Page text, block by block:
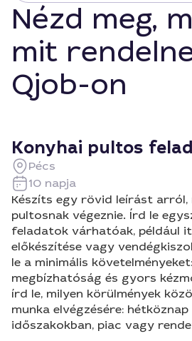
Nézd meg,
mit
Qjob-on
Konyhai pultos
Pécs
10 napja
Készíts egy rövid leírást arról,
pultosnak végeznie. Írd le
feladatok várhatóak, például
előkészítése vagy
le a minimális
megbízhatóság és gyors
írd le, milyen körülmények
munka elvégzésére:
időszakokban, piac vagy